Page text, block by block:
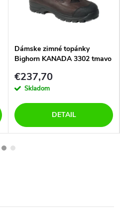
Dámske zimné topánky
Bighorn KANADA 3302 tmavo
€237,70
Skladom
DETAIL